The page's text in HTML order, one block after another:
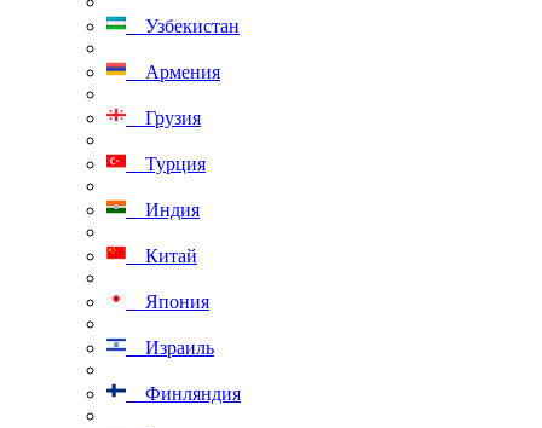
Узбекистан
Армения
Грузия
Турция
Индия
Китай
Япония
Израиль
Финляндия